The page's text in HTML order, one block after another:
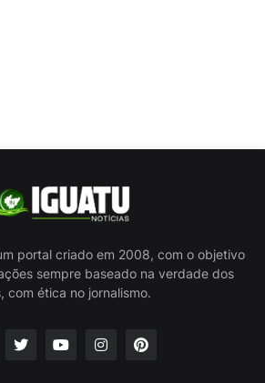
portal criado em 2008, com o objetivo
sempre baseado na verdade dos
com ética no jornalismo.